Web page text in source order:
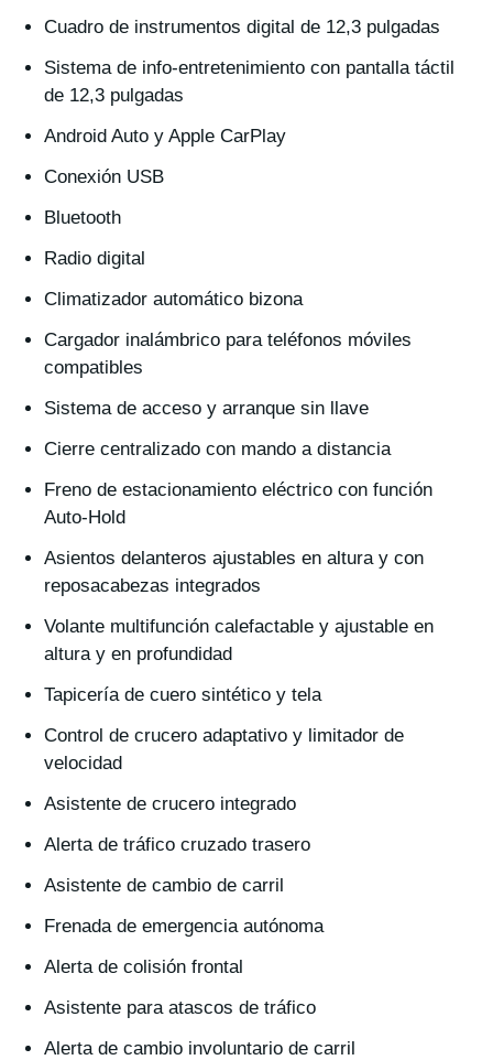
Cuadro de instrumentos digital de 12,3 pulgadas
Sistema de info-entretenimiento con pantalla táctil
de 12,3 pulgadas
Android Auto y Apple CarPlay
Conexión USB
Bluetooth
Radio digital
Climatizador automático bizona
Cargador inalámbrico para teléfonos móviles
compatibles
Sistema de acceso y arranque sin llave
Cierre centralizado con mando a distancia
Freno de estacionamiento eléctrico con función
Auto-Hold
Asientos delanteros ajustables en altura y con
reposacabezas integrados
Volante multifunción calefactable y ajustable en
altura y en profundidad
Tapicería de cuero sintético y tela
Control de crucero adaptativo y limitador de
velocidad
Asistente de crucero integrado
Alerta de tráfico cruzado trasero
Asistente de cambio de carril
Frenada de emergencia autónoma
Alerta de colisión frontal
Asistente para atascos de tráfico
Alerta de cambio involuntario de carril